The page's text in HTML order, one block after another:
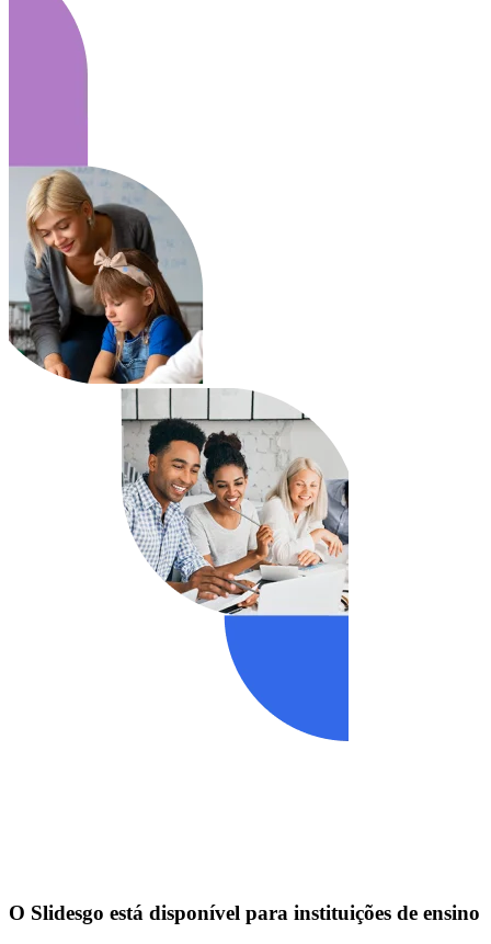
O Slidesgo está disponível para instituições de ensino